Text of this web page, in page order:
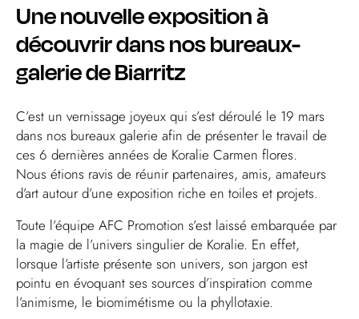
Une nouvelle exposition à
découvrir dans nos bureaux-
galerie de Biarritz
C’est un vernissage joyeux qui s’est déroulé le 19 mars
dans nos bureaux galerie afin de présenter le travail de
ces 6 dernières années de Koralie Carmen flores.
Nous étions ravis de réunir partenaires, amis, amateurs
d’art autour d’une exposition riche en toiles et projets.
Toute l’équipe AFC Promotion s’est laissé embarquée par
la magie de l’univers singulier de Koralie. En effet,
lorsque l’artiste présente son univers, son jargon est
pointu en évoquant ses sources d’inspiration comme
l’animisme, le biomimétisme ou la phyllotaxie.